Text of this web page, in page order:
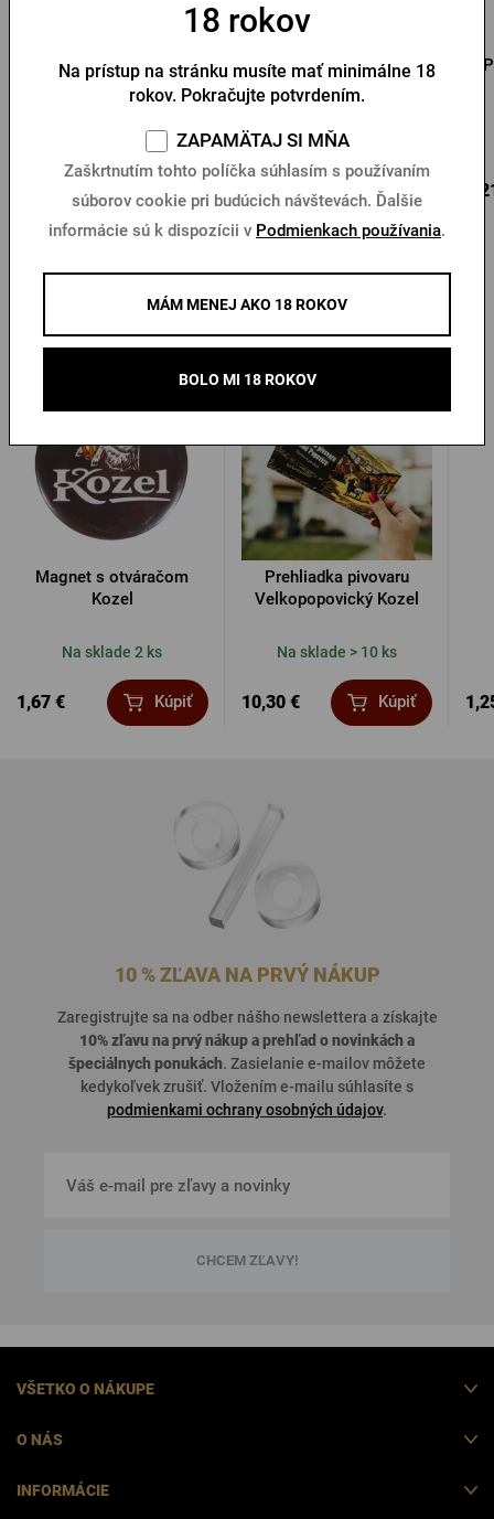
Otvárač s príveskom
pečiatky Pilsner Urquell
1,17 € Kúpiť
Prívesok na kľúče s
otváračom Pilsner
Na sklade > 10 ks
1,05 € Kúpiť
Ďalšie produkty od Kozla
Magnet s otváračom
Kozel
Na sklade 2 ks
1,67 € Kúpiť
Prehliadka pivovaru
Velkopopovický Kozel
Na sklade > 10 ks
10,30 € Kúpiť
10 % ZĽAVA NA PRVÝ NÁKUP
Zaregistrujte sa na odber nášho newslettera a získajte
10% zľavu na prvý nákup a prehľad onovinkách a
špeciálnych ponukách. Zasielanie e-mailov môžete
kedykoľvek zrušiť. Vložením e-mailu súhlasíte s
podmienkami ochrany osobných údajov.
CHCEM ZĽAVY!
VŠETKO O NÁKUPE
O NÁS
INFORMÁCIE
18 rokov
Na prístup na stránku musíte mať minimálne 18
rokov. Pokračujte potvrdením.
ZAPAMÄTAJ SI MŇA
Zaškrtnutím tohto políčka súhlasím s používaním
súborov cookie pri budúcich návštevách. Ďalšie
informácie sú k dispozícii v Podmienkach používania.
MÁM MENEJ AKO 18 ROKOV
BOLO MI 18 ROKOV